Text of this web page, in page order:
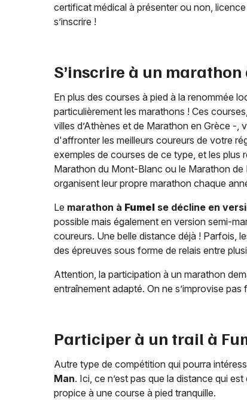
certificat médical à présenter ou non,
s’inscrire !
S’inscrire à un marathon
En plus des courses à pied à la renommée
particulièrement les marathons ! Ces
villes d’Athènes et de Marathon en Grèce -
d'affronter les meilleurs coureurs de votre
exemples de courses de ce type, et les plus
Marathon du Mont-Blanc ou le Marathon
organisent leur propre marathon chaque
Le marathon à Fumel se décline en
possible mais également en version semi-
coureurs. Une belle distance déjà ! Parfois,
des épreuves sous forme de relais entre
Attention, la participation à un marathon
entraînement adapté. On ne s’improvise pas
Participer à un trail à
Autre type de compétition qui pourra
Man. Ici, ce n’est pas que la distance qui
propice à une course à pied tranquille.